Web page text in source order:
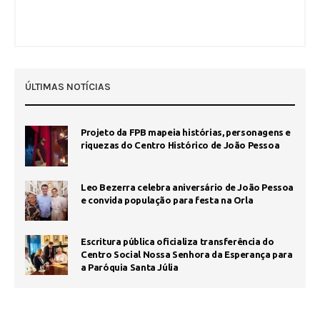
ÚLTIMAS NOTÍCIAS
Projeto da FPB mapeia histórias, personagens e
riquezas do Centro Histórico de João Pessoa
Leo Bezerra celebra aniversário de João Pessoa
e convida população para festa na Orla
Escritura pública oficializa transferência do
Centro Social Nossa Senhora da Esperança para
a Paróquia Santa Júlia